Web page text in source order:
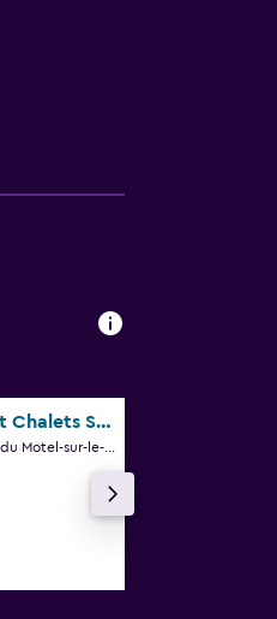
Auberge et Chalets Sur le Lac
2000, chemin du Motel-sur-le-Lac, Lac-Mégantic, QC